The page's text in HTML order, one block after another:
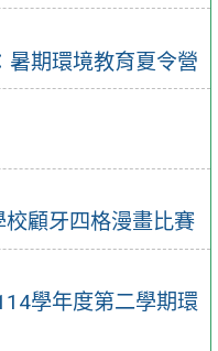
暑期環境教育夏令營
顧牙四格漫畫比賽
學年度第二學期環